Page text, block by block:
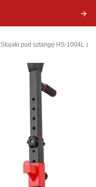
Stojaki pod sztangę HS-1004L z